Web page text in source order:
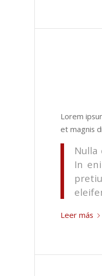
Lorem
et magnis
Nulla
In
Leer más